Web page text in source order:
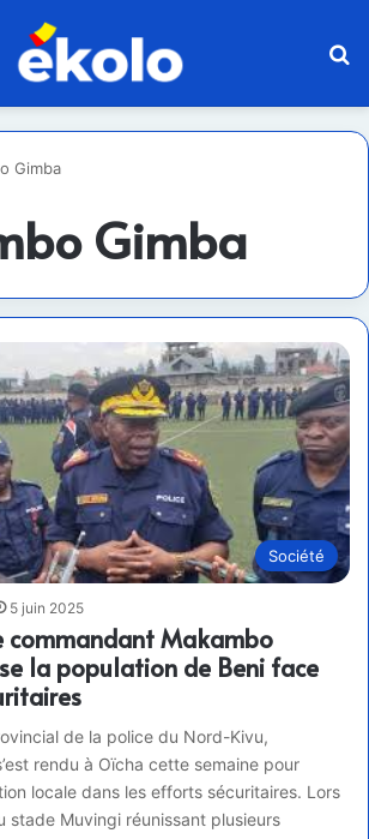
Gimba
Gimba
Société
5 juin 2025
commandant Makambo
la population de Beni face
de la police du Nord-Kivu,
rendu à Oïcha cette semaine pour
locale dans les efforts sécuritaires. Lors
stade Muvingi réunissant plusieurs